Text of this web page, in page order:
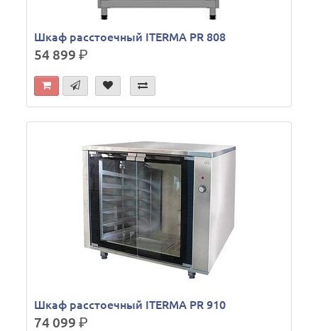
Шкаф расстоечный ITERMA PR 808
54 899р.
Шкаф расстоечный ITERMA PR 910
74 099р.